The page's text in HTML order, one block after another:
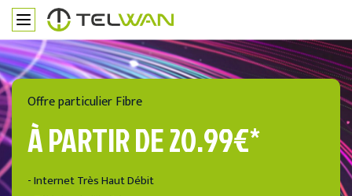
Offre particulier Fibre
À PARTIR DE 20.99€*
- Internet Très Haut Débit